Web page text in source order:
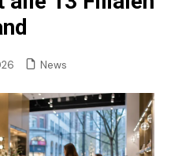
News